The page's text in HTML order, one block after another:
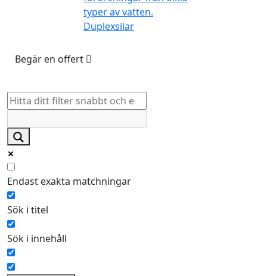
Duplexsilar
Begär en offert
Endast exakta matchningar
Sök i titel
Sök i innehåll